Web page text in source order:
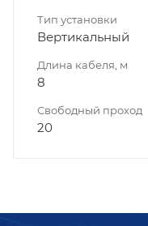
Тип установки
Вертикальный
Длина кабеля, м
8
Свободный проход
20